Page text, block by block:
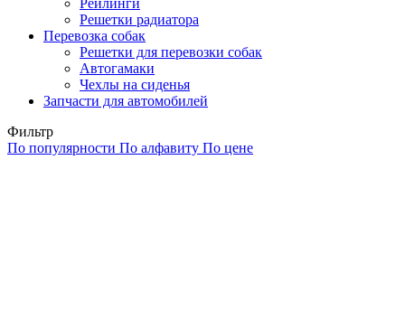
Решетки радиатора
Перевозка собак
Решетки для перевозки собак
Автогамаки
Чехлы на сиденья
Запчасти для автомобилей
Фильтр
По популярности По алфавиту По цене